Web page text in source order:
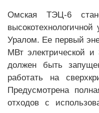
Омская ТЭЦ-6
высокотехнологичной
Уралом. Ее первый
МВт электрической и
должен быть
работать на
Предусмотрена
отходов с